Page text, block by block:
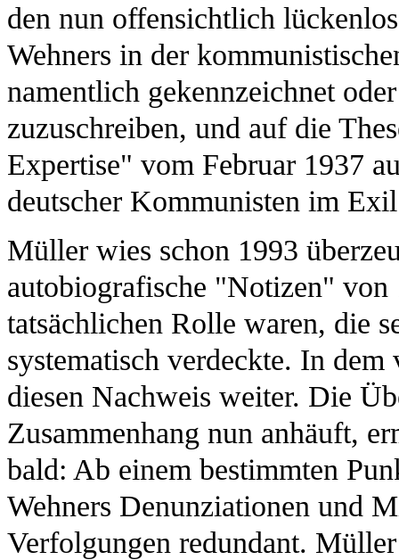
den nun offensichtlich
Wehners in der
namentlich gekennzeichnet
zuzuschreiben, und auf die
Expertise" vom Februar 1937
deutscher Kommunisten im
Müller wies schon 1993
autobiografische "Notizen" von
tatsächlichen Rolle waren, die
systematisch verdeckte. In
diesen Nachweis weiter. Die
Zusammenhang nun anhäuft,
bald: Ab einem bestimmten
Wehners Denunziationen und
Verfolgungen redundant.